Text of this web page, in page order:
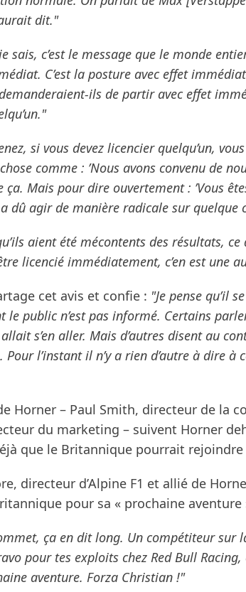
dit."
sais, c’est le message que le monde
C’est la posture avec effet
ils de partir avec effet
si vous devez licencier quelqu’un,
comme : ’Nous avons convenu de
ça. Mais pour dire ouvertement : ’Vous
dû agir de manière radicale sur quelque
aient été mécontents des résultats, ce
licencié immédiatement, c’en est une
cet avis et confie : "Je pense qu’il
le public n’est pas informé. Certains
s’en aller. Mais d’autres disent au
Pour l’instant il n’y a rien d’autre à dire à
Horner – Paul Smith, directeur de la
du marketing – suivent Horner
que le Britannique pourrait rejoindre
directeur d’Alpine F1 et allié de
pour sa « prochaine aventure
ça en dit long. Un compétiteur sur
pour tes exploits chez Red Bull
aventure. Forza Christian !"